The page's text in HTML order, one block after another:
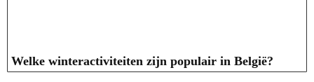
Welke winteractiviteiten zijn populair in België?